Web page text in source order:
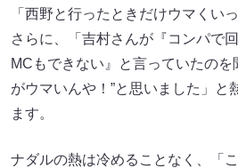
「西野と行ったときだけウマくい
さらに、「吉村さんが『コンパで
MCもできない』と言っていたのを
がウマいんや！”と思いました」と
ます。
ナダルの熱は冷めることなく、「